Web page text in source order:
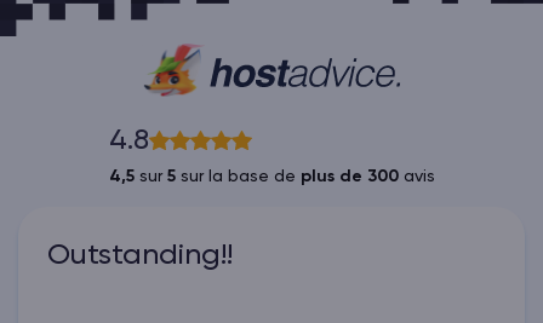
4.8
4,5sur 5sur la base de plus de 300avis
Outstanding!!